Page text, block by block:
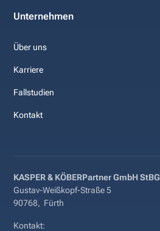
Unternehmen
Über uns
Karriere
Fallstudien
Kontakt
KASPER & KÖBERPartner GmbH StBG
Gustav-Weißkopf-Straße 5
90768, Fürth
Kontakt: